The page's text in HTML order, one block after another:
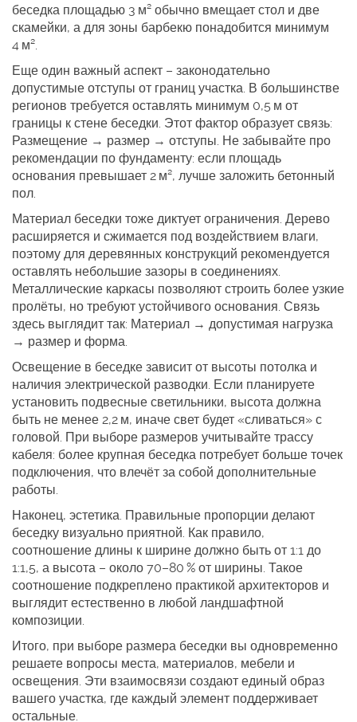
беседка площадью 3 м² обычно вмещает стол и две
скамейки, а для зоны барбекю понадобится минимум
4 м².
Еще один важный аспект – законодательно
допустимые отступы от границ участка. В большинстве
регионов требуется оставлять минимум 0,5 м от
границы к стене беседки. Этот фактор образует связь:
Размещение → размер → отступы. Не забывайте про
рекомендации по фундаменту: если площадь
основания превышает 2 м², лучше заложить бетонный
пол.
Материал беседки тоже диктует ограничения. Дерево
расширяется и сжимается под воздействием влаги,
поэтому для деревянных конструкций рекомендуется
оставлять небольшие зазоры в соединениях.
Металлические каркасы позволяют строить более узкие
пролёты, но требуют устойчивого основания. Связь
здесь выглядит так: Материал → допустимая нагрузка
→ размер и форма.
Освещение в беседке зависит от высоты потолка и
наличия электрической разводки. Если планируете
установить подвесные светильники, высота должна
быть не менее 2,2 м, иначе свет будет «сливаться» с
головой. При выборе размеров учитывайте трассу
кабеля: более крупная беседка потребует больше точек
подключения, что влечёт за собой дополнительные
работы.
Наконец, эстетика. Правильные пропорции делают
беседку визуально приятной. Как правило,
соотношение длины к ширине должно быть от 1:1 до
1:1,5, а высота – около 70–80 % от ширины. Такое
соотношение подкреплено практикой архитекторов и
выглядит естественно в любой ландшафтной
композиции.
Итого, при выборе размера беседки вы одновременно
решаете вопросы места, материалов, мебели и
освещения. Эти взаимосвязи создают единый образ
вашего участка, где каждый элемент поддерживает
остальные.